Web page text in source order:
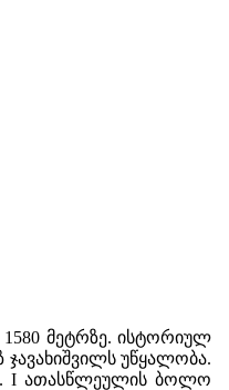
მეტრზე. ისტორიულ
უწყალობა.
I ათასწლეულის ბოლო